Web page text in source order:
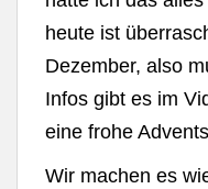
heute ist
Dezember, also
Infos gibt es im
eine frohe
Wir machen es